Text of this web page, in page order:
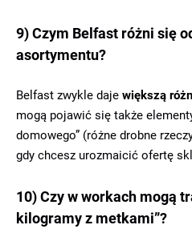
9) Czym Belfast różni się
asortymentu?
Belfast zwykle daje większą
mogą pojawić się także
domowego” (różne drobne
gdy chcesz urozmaicić ofertę
10) Czy w workach mogą
kilogramy z metkami”?